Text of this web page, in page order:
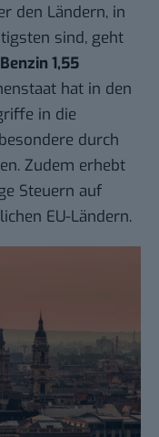
den Ländern, in
sind, geht
1,55
hat in den
in die
durch
Zudem erhebt
Steuern auf
EU-Ländern.